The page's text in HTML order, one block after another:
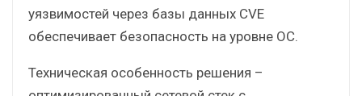
уязвимостей через базы данных CVE
обеспечивает безопасность на уровне ОС.
Техническая особенность решения –